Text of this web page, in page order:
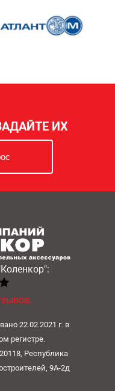
ИХ
22.02.2021 г. в
регистре.
Республика
9А-2д